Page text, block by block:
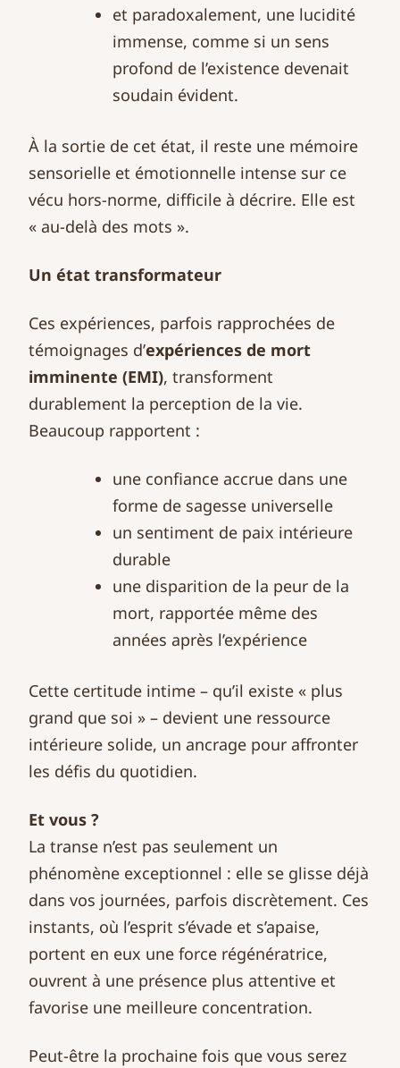
et paradoxalement, une lucidité
immense, comme si un sens
profond de l’existence devenait
soudain évident.
À la sortie de cet état, il reste une mémoire
sensorielle et émotionnelle intense sur ce
vécu hors-norme, difficile à décrire. Elle est
« au-delà des mots ».
Un état transformateur
Ces expériences, parfois rapprochées de
témoignages d’expériences de mort
imminente (EMI), transforment
durablement la perception de la vie.
Beaucoup rapportent :
une confiance accrue dans une
forme de sagesse universelle
un sentiment de paix intérieure
durable
une disparition de la peur de la
mort, rapportée même des
années après l’expérience
Cette certitude intime – qu’il existe « plus
grand que soi » – devient une ressource
intérieure solide, un ancrage pour affronter
les défis du quotidien.
Et vous ?
La transe n’est pas seulement un
phénomène exceptionnel : elle se glisse déjà
dans vos journées, parfois discrètement. Ces
instants, où l’esprit s’évade et s’apaise,
portent en eux une force régénératrice,
ouvrent à une présence plus attentive et
favorise une meilleure concentration.
Peut-être la prochaine fois que vous serez